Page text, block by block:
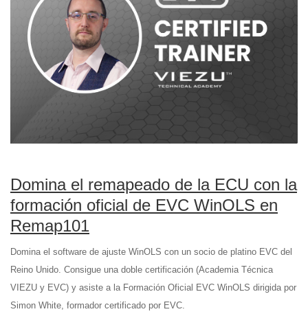
Domina el remapeado de la ECU con la
formación oficial de EVC WinOLS en
Remap101
Domina el software de ajuste WinOLS con un socio de platino EVC del
Reino Unido. Consigue una doble certificación (Academia Técnica
VIEZU y EVC) y asiste a la Formación Oficial EVC WinOLS dirigida por
Simon White, formador certificado por EVC.